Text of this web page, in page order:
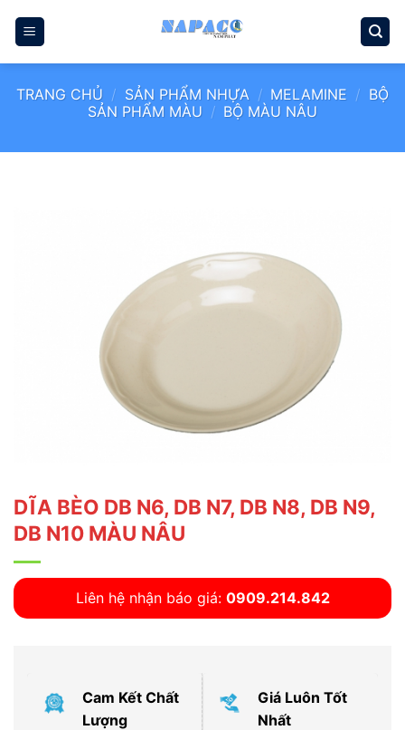
qua
TRANG CHỦ / SẢN PHẨM NHỰA / MELAMINE / BỘ
SẢN PHẨM MÀU / BỘ MÀU NÂU
DĨA BÈO DB N6, DB N7, DB N8, DB N9,
DB N10 MÀU NÂU
Liên hệ nhận báo giá: 0909.214.842
Cam Kết Chất
Lượng
Giá Luôn Tốt
Nhất